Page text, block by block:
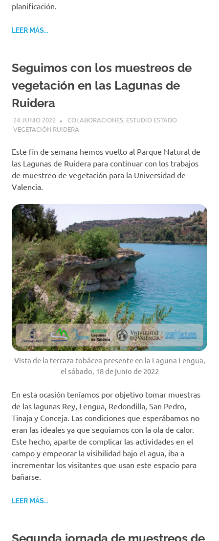
planificación.
LEER MÁS…
Seguimos con los muestreos de
vegetación en las Lagunas de
Ruidera
24 JUNIO 2022 GEMOSCLERA
COLABORACIONES, ESTUDIO ESTADO
VEGETACIÓN RUIDERA
Este fin de semana hemos vuelto al Parque Natural de
las Lagunas de Ruidera para continuar con los trabajos
de muestreo de vegetación para la Universidad de
Valencia.
Vista de la terraza tobácea presente en la Laguna Lengua,
el sábado, 18 de junio de 2022
En esta ocasión teníamos por objetivo tomar muestras
de las lagunas Rey, Lengua, Redondilla, San Pedro,
Tinaja y Conceja. Las condiciones que esperábamos no
eran las ideales ya que seguíamos con la ola de calor.
Este hecho, aparte de complicar las actividades en el
campo y empeorar la visibilidad bajo el agua, iba a
incrementar los visitantes que usan este espacio para
bañarse.
LEER MÁS…